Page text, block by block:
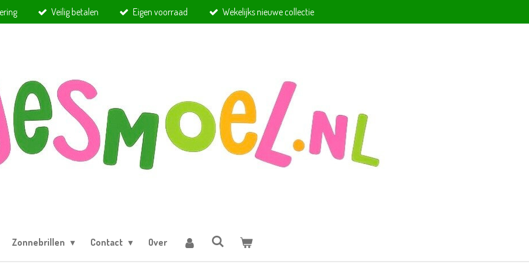
Veilig betalen Eigen voorraad Wekelijks nieuwe collectie
Zonnebrillen Contact Over